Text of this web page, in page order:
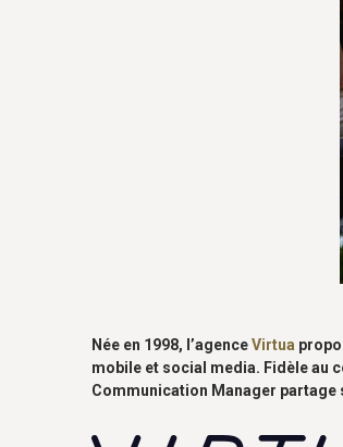
Née en 1998, l’agenceVirtua
mobile et social media. Fidèle au
Communication Manager partage